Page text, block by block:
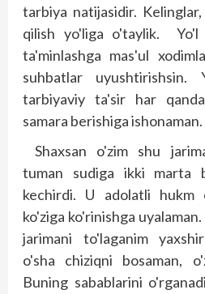
tarbiya natijasidir.
qilish yo'liga o'taylik. Yo'l
ta'minlashga mas'ul
suhbatlar uyushtirishsin.
tarbiyaviy ta'sir har
samara berishiga ishonaman.
Shaxsan o'zim shu
tuman sudiga ikki marta
kechirdi. U adolatli hukm
ko'ziga ko'rinishga
jarimani to'laganim
o'sha chiziqni bosaman,
Buning sabablarini